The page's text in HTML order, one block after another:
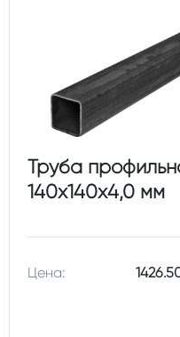
Труба
140х140х4,0 мм
Цена: